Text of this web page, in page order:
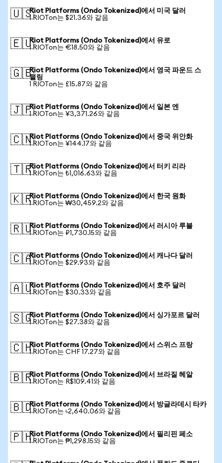
🇺🇸Riot Platforms (Ondo Tokenized)에서 미국 달러
1 RIOTon는 $21.36와 같음
🇪🇺Riot Platforms (Ondo Tokenized)에서 유로
1 RIOTon는 €18.50와 같음
🇬🇧Riot Platforms (Ondo Tokenized)에서 영국 파운드 스
털링
1 RIOTon는 £15.87와 같음
🇯🇵Riot Platforms (Ondo Tokenized)에서 일본 엔
1 RIOTon는 ¥3,371.26와 같음
🇨🇳Riot Platforms (Ondo Tokenized)에서 중국 위안화
1 RIOTon는 ¥144.17와 같음
🇹🇷Riot Platforms (Ondo Tokenized)에서 터키 리라
1 RIOTon는 ₺1,016.63와 같음
🇰🇷Riot Platforms (Ondo Tokenized)에서 한국 원화
1 RIOTon는 ₩30,459.2와 같음
🇷🇺Riot Platforms (Ondo Tokenized)에서 러시아 루블
1 RIOTon는 ₽1,730.15와 같음
🇨🇦Riot Platforms (Ondo Tokenized)에서 캐나다 달러
1 RIOTon는 $29.93와 같음
🇦🇺Riot Platforms (Ondo Tokenized)에서 호주 달러
1 RIOTon는 $30.33와 같음
🇸🇬Riot Platforms (Ondo Tokenized)에서 싱가포르 달러
1 RIOTon는 $27.38와 같음
🇨🇭Riot Platforms (Ondo Tokenized)에서 스위스 프랑
1 RIOTon는 CHF 17.27와 같음
🇧🇷Riot Platforms (Ondo Tokenized)에서 브라질 헤알
1 RIOTon는 R$109.41와 같음
🇧🇩Riot Platforms (Ondo Tokenized)에서 방글라데시 타카
1 RIOTon는 ৳2,640.06와 같음
🇵🇭Riot Platforms (Ondo Tokenized)에서 필리핀 페소
1 RIOTon는 ₱1,298.15와 같음